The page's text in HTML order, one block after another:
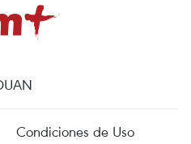
Condiciones de Uso